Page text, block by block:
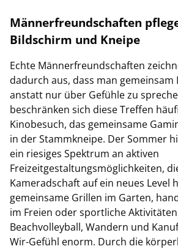
Männerfreundschaften
Bildschirm und Kneipe
Echte Männerfreundschaften
dadurch aus, dass man gemeinsam
anstatt nur über Gefühle zu
beschränken sich diese Treffen
Kinobesuch, das gemeinsame
in der Stammkneipe. Der Sommer
ein riesiges Spektrum an aktiven
Freizeitgestaltungsmöglichkeiten,
Kameradschaft auf ein neues Level
gemeinsame Grillen im Garten,
im Freien oder sportliche
Beachvolleyball, Wandern und
Wir-Gefühl enorm. Durch die